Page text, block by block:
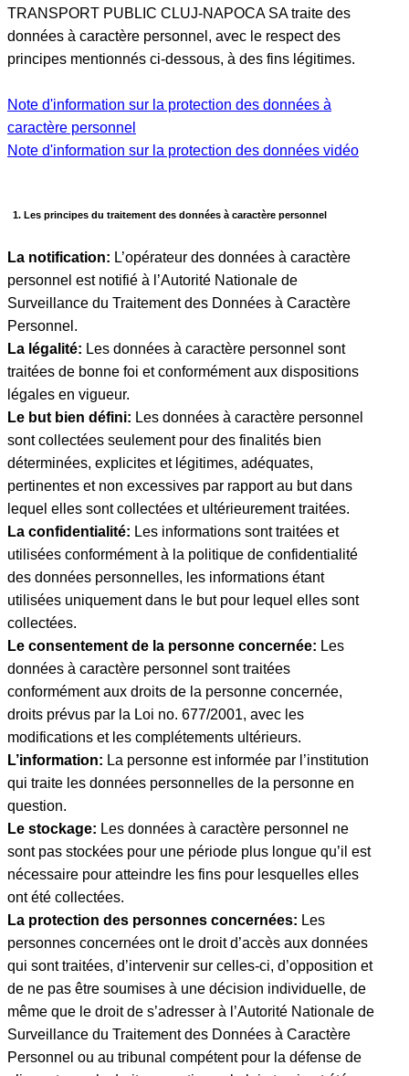
TRANSPORT PUBLIC CLUJ-NAPOCA SA traite des
données à caractère personnel, avec le respect des
principes mentionnés ci-dessous, à des fins légitimes.
Note d'information sur la protection des données à
caractère personnel
Note d'information sur la protection des données vidéo
1. Les principes du traitement des données à caractère personnel
La notification: L’opérateur des données à caractère
personnel est notifié à l’Autorité Nationale de
Surveillance du Traitement des Données à Caractère
Personnel.
La légalité: Les données à caractère personnel sont
traitées de bonne foi et conformément aux dispositions
légales en vigueur.
Le but bien défini: Les données à caractère personnel
sont collectées seulement pour des finalités bien
déterminées, explicites et légitimes, adéquates,
pertinentes et non excessives par rapport au but dans
lequel elles sont collectées et ultérieurement traitées.
La confidentialité: Les informations sont traitées et
utilisées conformément à la politique de confidentialité
des données personnelles, les informations étant
utilisées uniquement dans le but pour lequel elles sont
collectées.
Le consentement de la personne concernée: Les
données à caractère personnel sont traitées
conformément aux droits de la personne concernée,
droits prévus par la Loi no. 677/2001, avec les
modifications et les complétements ultérieurs.
L’information: La personne est informée par l’institution
qui traite les données personnelles de la personne en
question.
Le stockage: Les données à caractère personnel ne
sont pas stockées pour une période plus longue qu’il est
nécessaire pour atteindre les fins pour lesquelles elles
ont été collectées.
La protection des personnes concernées: Les
personnes concernées ont le droit d’accès aux données
qui sont traitées, d’intervenir sur celles-ci, d’opposition et
de ne pas être soumises à une décision individuelle, de
même que le droit de s’adresser à l’Autorité Nationale de
Surveillance du Traitement des Données à Caractère
Personnel ou au tribunal compétent pour la défense de